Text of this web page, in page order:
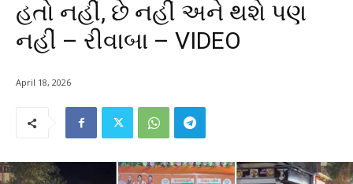
હતો નહીં, છે નહીં અને થશે પણ
નહીં – રીવાબા – VIDEO
April 18, 2026